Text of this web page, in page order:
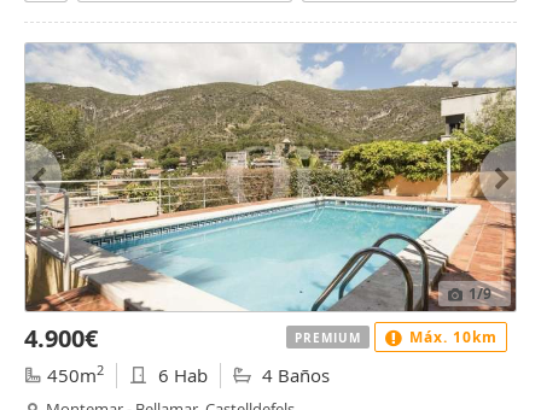
1/9
4.900€
450m2 6 Hab 4 Baños
PREMIUM Máx. 10km